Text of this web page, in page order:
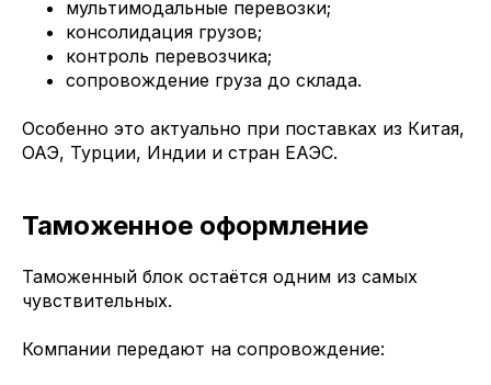
мультимодальные перевозки;
консолидация грузов;
контроль перевозчика;
сопровождение груза до склада.
Особенно это актуально при поставках из Китая,
ОАЭ, Турции, Индии и стран ЕАЭС.
Таможенное оформление
Таможенный блок остаётся одним из самых
чувствительных.
Компании передают на сопровождение: